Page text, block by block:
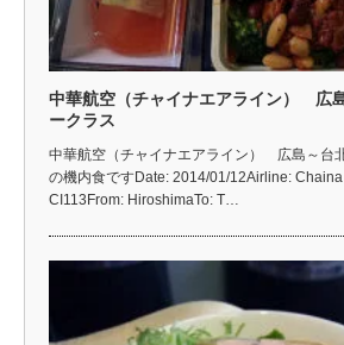
中華航空（チャイナエアライン） 広
ークラス
中華航空（チャイナエアライン） 広島～台
の機内食ですDate: 2014/01/12Airline:
CI113From: HiroshimaTo: T…